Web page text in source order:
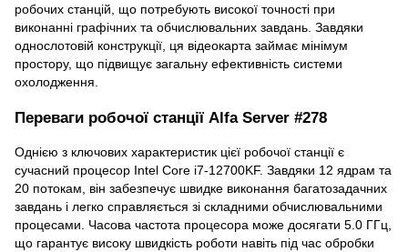
робочих станцій, що потребують високої точності при
виконанні графічних та обчислювальних завдань. Завдяки
однослотовій конструкції, ця відеокарта займає мінімум
простору, що підвищує загальну ефективність системи
охолодження.
Переваги робочої станції Alfa Server #278
Однією з ключових характеристик цієї робочої станції є
сучасний процесор Intel Core i7-12700KF. Завдяки 12 ядрам та
20 потокам, він забезпечує швидке виконання багатозадачних
завдань і легко справляється зі складними обчислювальними
процесами. Часова частота процесора може досягати 5.0 ГГц,
що гарантує високу швидкість роботи навіть під час обробки